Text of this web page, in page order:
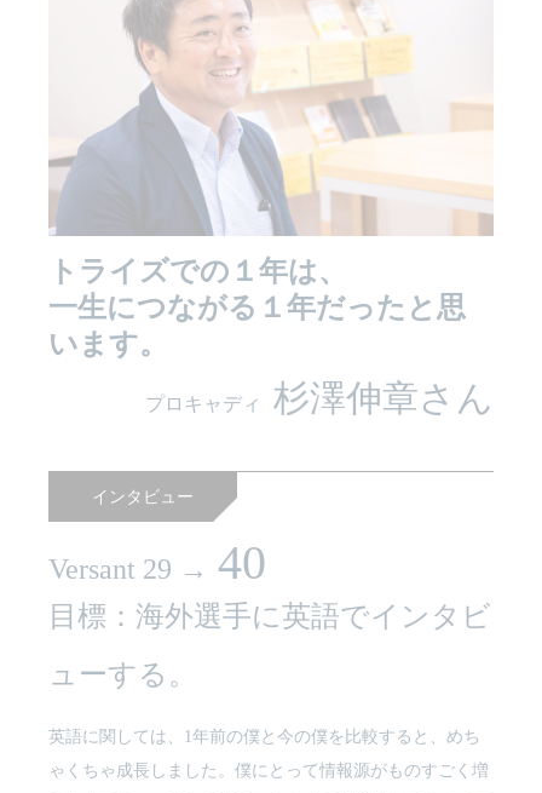
トライズでの１年は、
一生につながる１年だったと思
います。
プロキャディ 杉澤伸章さん
インタビュー
Versant 29 → 40
目標：海外選手に英語でインタビ
ューする。
英語に関しては、1年前の僕と今の僕を比較すると、めち
ゃくちゃ成長しました。僕にとって情報源がものすごく増